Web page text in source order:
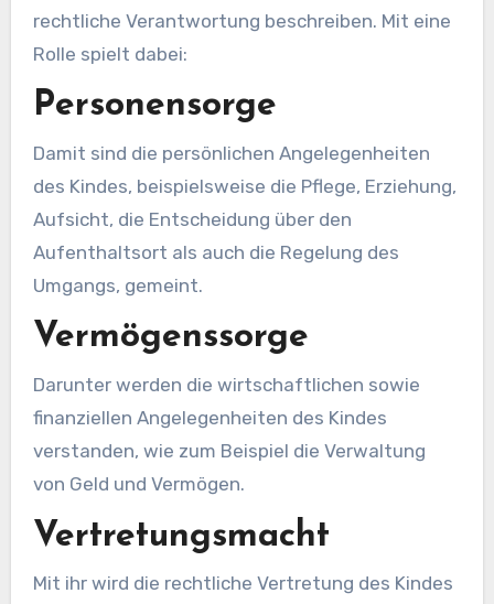
rechtliche Verantwortung beschreiben. Mit eine
Rolle spielt dabei:
Personensorge
Damit sind die persönlichen Angelegenheiten
des Kindes, beispielsweise die Pflege, Erziehung,
Aufsicht, die Entscheidung über den
Aufenthaltsort als auch die Regelung des
Umgangs, gemeint.
Vermögenssorge
Darunter werden die wirtschaftlichen sowie
finanziellen Angelegenheiten des Kindes
verstanden, wie zum Beispiel die Verwaltung
von Geld und Vermögen.
Vertretungsmacht
Mit ihr wird die rechtliche Vertretung des Kindes